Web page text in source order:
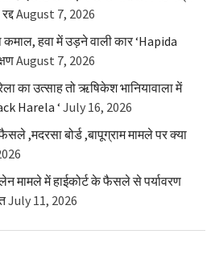
August 7, 2026
हवा में उड़ने वाली कार ‘Hapida
August 7, 2026
का उत्साह तो ऋषिकेश भानियावाला में
Harela ‘ July 16, 2026
,मदरसा बोर्ड ,बापूग्राम मामले पर क्या
मामले में हाईकोर्ट के फैसले से पर्यावरण
July 11, 2026